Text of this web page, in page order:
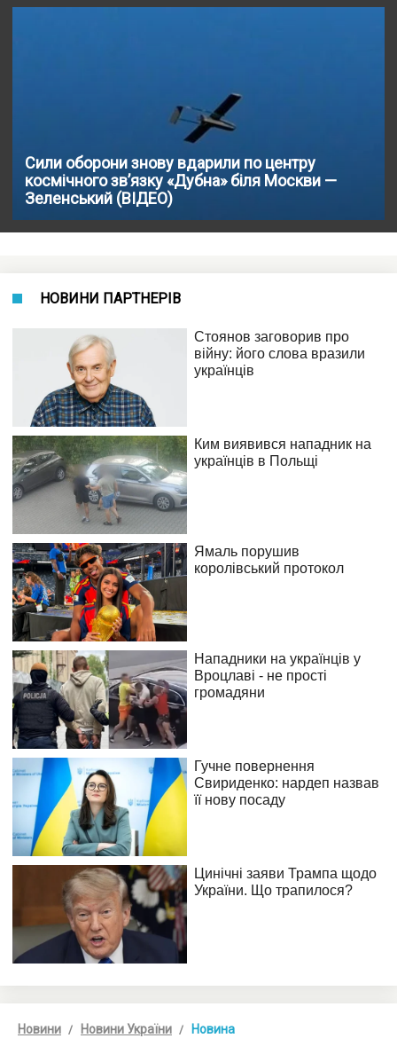
Сили оборони знову вдарили по центру
космічного звʼязку «Дубна» біля Москви —
Зеленський (ВІДЕО)
НОВИНИ ПАРТНЕРІВ
Новини Новини України Новина